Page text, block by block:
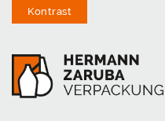
Kontrast